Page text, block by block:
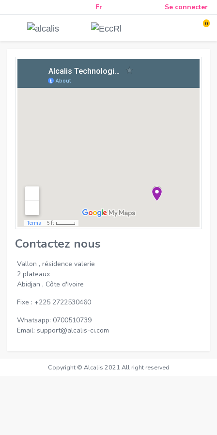
Fr Se connecter
0
Contactez nous
Vallon , résidence valerie
2 plateaux
Abidjan , Côte d'Ivoire
Fixe : +225 2722530460
Whatsapp: 0700510739
Email: support@alcalis-ci.com
Copyright © Alcalis 2021 All right reserved